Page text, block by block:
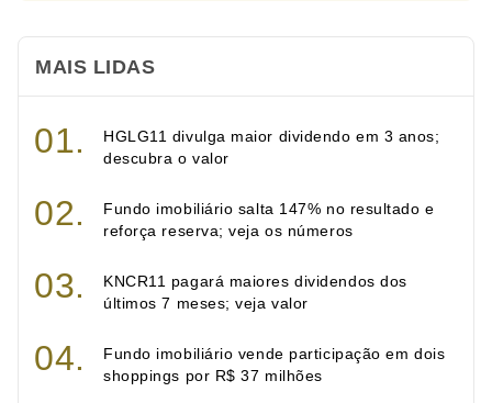
MAIS LIDAS
HGLG11 divulga maior dividendo em 3 anos;
descubra o valor
Fundo imobiliário salta 147% no resultado e
reforça reserva; veja os números
KNCR11 pagará maiores dividendos dos
últimos 7 meses; veja valor
Fundo imobiliário vende participação em dois
shoppings por R$ 37 milhões